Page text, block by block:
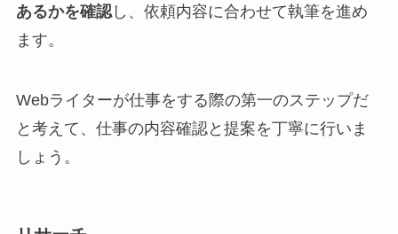
あるかを確認し、依頼内容に合わせて執筆を進め
ます。
Webライターが仕事をする際の第一のステップだ
と考えて、仕事の内容確認と提案を丁寧に行いま
しょう。